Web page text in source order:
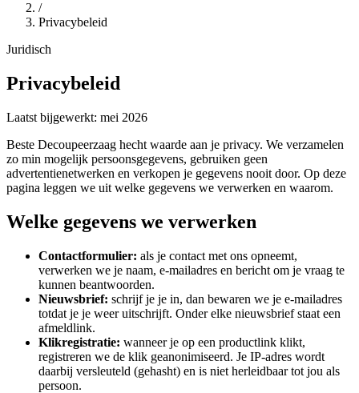
/
Privacybeleid
Juridisch
Privacybeleid
Laatst bijgewerkt: mei 2026
Beste Decoupeerzaag hecht waarde aan je privacy. We verzamelen
zo min mogelijk persoonsgegevens, gebruiken geen
advertentienetwerken en verkopen je gegevens nooit door. Op deze
pagina leggen we uit welke gegevens we verwerken en waarom.
Welke gegevens we verwerken
Contactformulier: als je contact met ons opneemt,
verwerken we je naam, e-mailadres en bericht om je vraag te
kunnen beantwoorden.
Nieuwsbrief: schrijf je je in, dan bewaren we je e-mailadres
totdat je je weer uitschrijft. Onder elke nieuwsbrief staat een
afmeldlink.
Klikregistratie: wanneer je op een productlink klikt,
registreren we de klik geanonimiseerd. Je IP-adres wordt
daarbij versleuteld (gehasht) en is niet herleidbaar tot jou als
persoon.